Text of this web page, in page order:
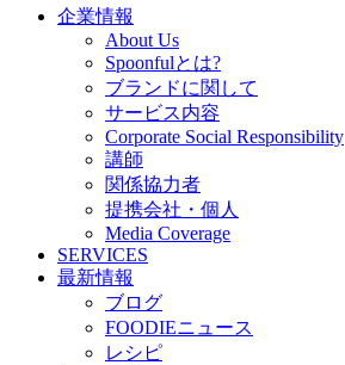
企業情報
About Us
Spoonfulとは?
ブランドに関して
サービス内容
Corporate Social Responsibility
講師
関係協力者
提携会社・個人
Media Coverage
SERVICES
最新情報
ブログ
FOODIEニュース
レシピ